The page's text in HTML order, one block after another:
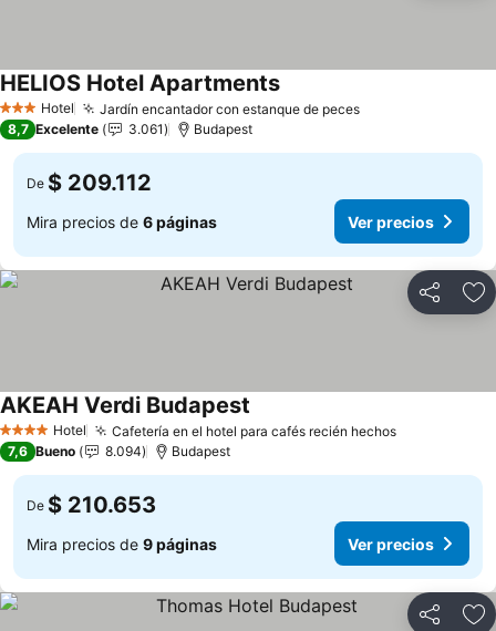
3 Estrellas
Hotel Jardín encantador con estanque de peces
HELIOS Hotel Apartments
8,7 Excelente 3.061 Budapest
De $ 209.112
Mira precios de 6 páginas Ver precios
Compartir
4 EstrellasHotel Cafetería en el hotel para cafés recién hechos
AKEAH Verdi Budapest
7,6 Bueno 8.094 Budapest
De $ 210.653
Mira precios de 9 páginas Ver precios
Compartir